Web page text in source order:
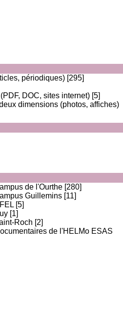
périodiques) [295]
DOC, sites internet) [5]
dimensions (photos, affiches)
de l'Ourthe [280]
Guillemins [11]
[5]
[1]
Roch [2]
de l'HELMo ESAS